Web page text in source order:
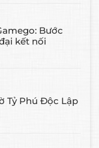
Bước
kết nối
Tỷ Phú Độc Lập